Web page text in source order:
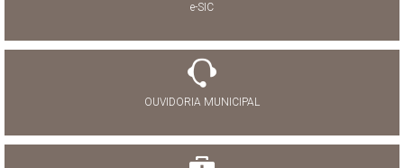
e-SIC
OUVIDORIA MUNICIPAL